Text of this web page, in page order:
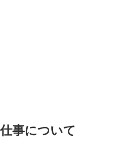
事について